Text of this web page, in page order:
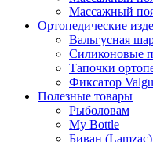
Массажный
Ортопедические
Вальгусная
Силиконовые
Тапочки
Фиксатор
Полезные товары
Рыболовам
My Bottle
Биван (Lamzac)